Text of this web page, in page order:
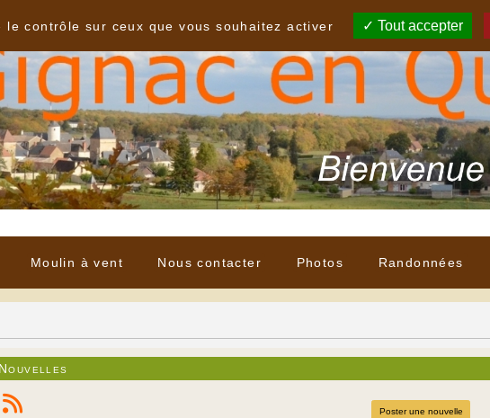
Moulin à vent Nous contacter Photos Randonnées
Nouvelles
Poster une nouvelle
contrôle sur ceux que vous souhaitez activer
Tout accepter